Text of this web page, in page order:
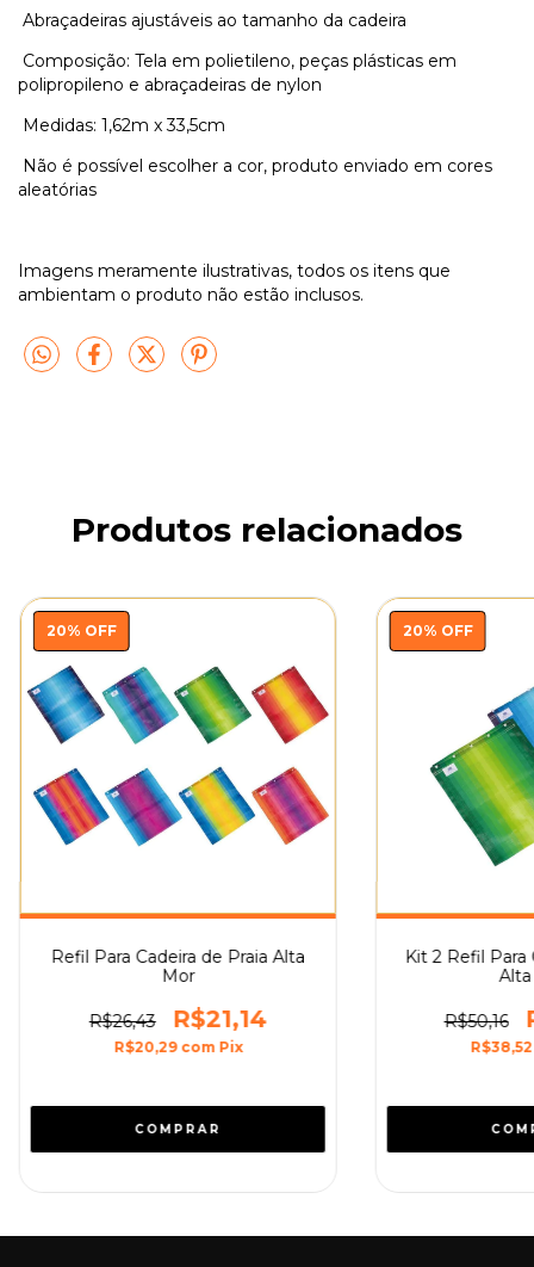
Abraçadeiras ajustáveis ao tamanho da cadeira
Composição: Tela em polietileno, peças plásticas em
polipropileno e abraçadeiras de nylon
Medidas: 1,62m x 33,5cm
Não é possível escolher a cor, produto enviado em cores
aleatórias
Imagens meramente ilustrativas, todos os itens que
ambientam o produto não estão inclusos.
Produtos relacionados
20% OFF
Refil Para Cadeira de Praia Alta
Mor
R$26,43 R$21,14
R$20,29 com Pix
20% OFF
Kit 2 Refil Para
R$50,16